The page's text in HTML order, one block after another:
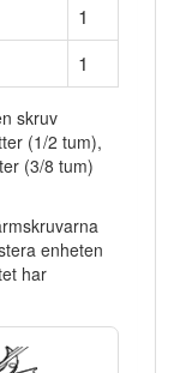
1
1
skruv
(1/2 tum),
(3/8 tum)
enheten
har